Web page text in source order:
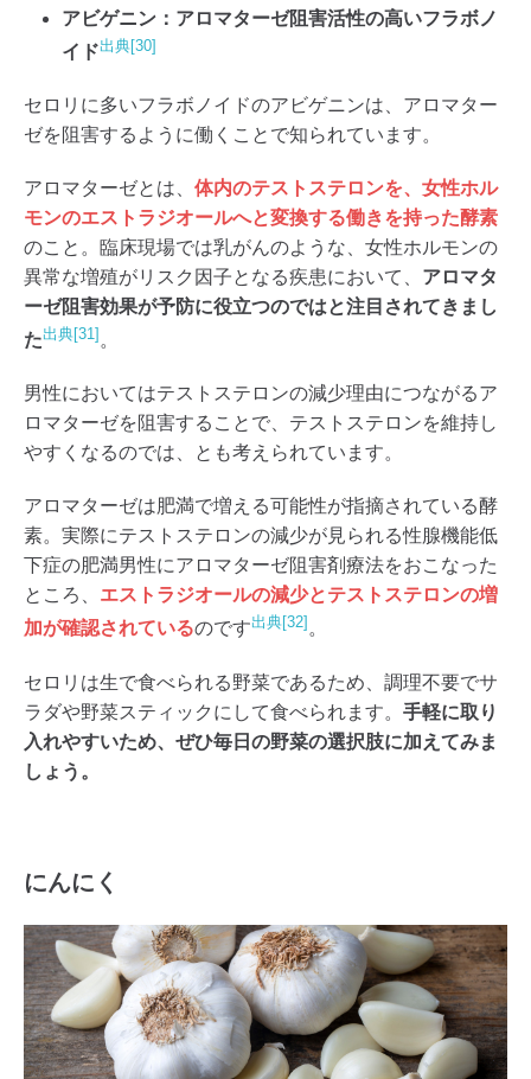
アビゲニン：アロマターゼ阻害活性の高いフラボノ
イド出典[30]
セロリに多いフラボノイドのアビゲニンは、アロマター
ゼを阻害するように働くことで知られています。
アロマターゼとは、 体内のテストステロンを、女性ホル
モンのエストラジオールへと変換する働きを持った酵素
のこと。臨床現場では乳がんのような、女性ホルモンの
異常な増殖がリスク因子となる疾患において、 アロマタ
ーゼ阻害効果が予防に役立つのではと注目されてきまし
た出典[31] 。
男性においてはテストステロンの減少理由につながるア
ロマターゼを阻害することで、テストステロンを維持し
やすくなるのでは、とも考えられています。
アロマターゼは肥満で増える可能性が指摘されている酵
素。実際にテストステロンの減少が見られる性腺機能低
下症の肥満男性にアロマターゼ阻害剤療法をおこなった
ところ、 エストラジオールの減少とテストステロンの増
加が確認されているのです出典[32] 。
セロリは生で食べられる野菜であるため、調理不要でサ
ラダや野菜スティックにして食べられます。 手軽に取り
入れやすいため、ぜひ毎日の野菜の選択肢に加えてみま
しょう。
にんにく